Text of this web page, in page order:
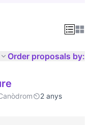
Order proposals by:
2 anys